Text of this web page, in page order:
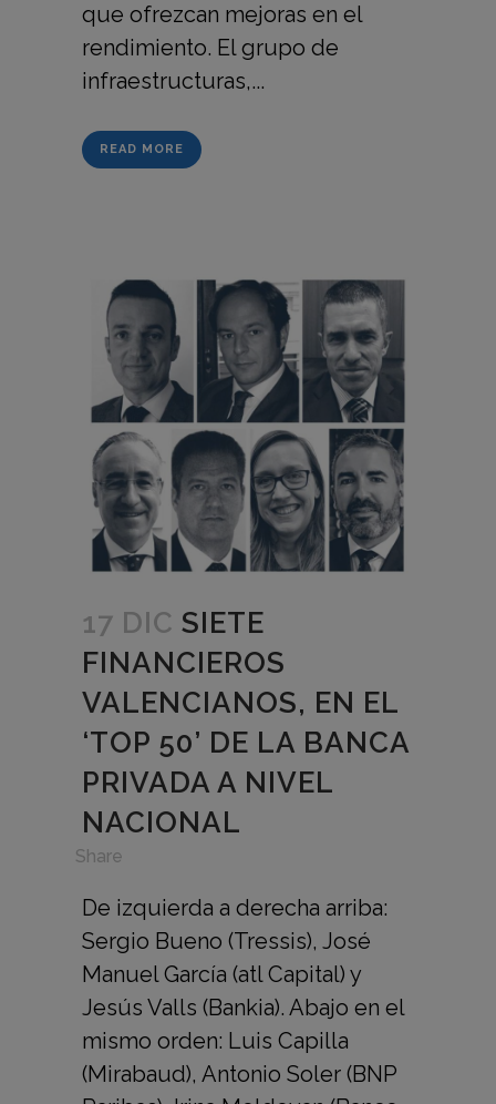
que ofrezcan mejoras en el
rendimiento. El grupo de
infraestructuras,...
READ MORE
17 DIC SIETE
FINANCIEROS
VALENCIANOS, EN EL
‘TOP 50’ DE LA BANCA
PRIVADA A NIVEL
NACIONAL
Share
De izquierda a derecha arriba:
Sergio Bueno (Tressis), José
Manuel García (atl Capital) y
Jesús Valls (Bankia). Abajo en el
mismo orden: Luis Capilla
(Mirabaud), Antonio Soler (BNP